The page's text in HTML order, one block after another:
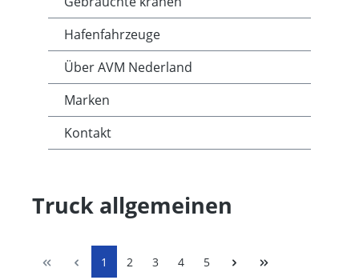
Hafenfahrzeuge
Über AVM Nederland
Marken
Kontakt
Truck allgemeinen
1 2 3 4 5